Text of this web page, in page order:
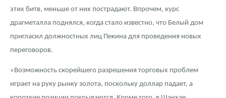
Наборы подарочных и коллекционных монет
Монеты и жетоны из недрагоценных металлов
Книги по нумизматике
этих битв, меньше от них пострадают. Впрочем, курс
драгметалла поднялся, когда стало известно, что Белый дом
пригласил должностных лиц Пекина для проведения новых
переговоров.
«Возможность скорейшего разрешения торговых проблем
играет на руку рынку золота, поскольку доллар падает, а